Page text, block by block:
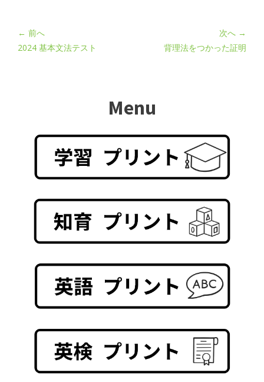
← 前へ
2024 基本文法テスト
次へ →
背理法をつかった証明
Menu